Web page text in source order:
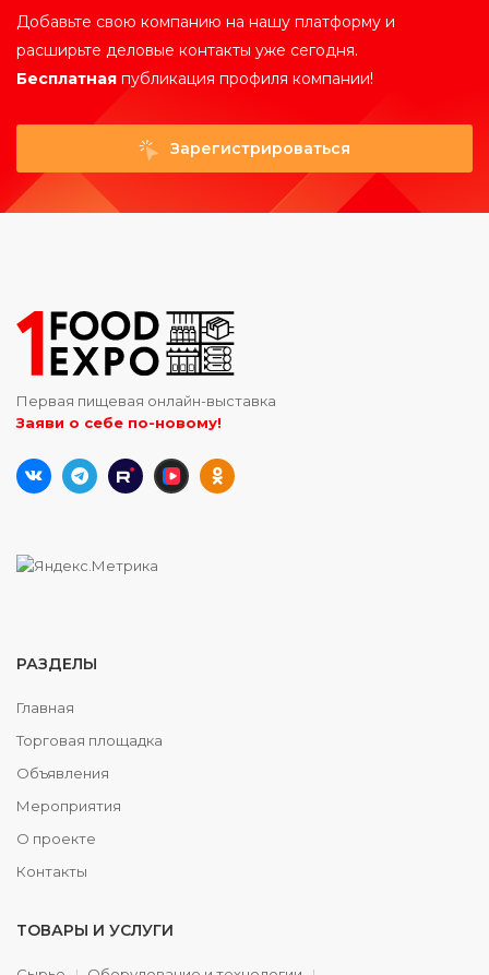
Добавьте свою компанию на нашу платформу и
расширьте деловые контакты уже сегодня.
Бесплатная публикация профиля компании!
Зарегистрироваться
Первая пищевая онлайн-выставка
Заяви о себе по-новому!
РАЗДЕЛЫ
Главная
Торговая площадка
Объявления
Мероприятия
О проекте
Контакты
ТОВАРЫ И УСЛУГИ